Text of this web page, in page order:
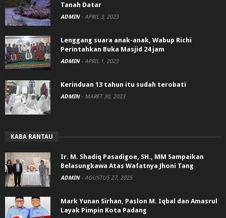
Tanah Datar
ADMIN - APRIL 3, 2023
Lenggang suara anak-anak, Wabup Richi
Perintahkan Buka Masjid 24 jam
ADMIN - APRIL 1, 2023
Kerinduan 13 tahun itu sudah terobati
ADMIN - MARET 30, 2023
KABA RANTAU
Ir. M. Shadiq Pasadigoe, SH., MM Sampaikan
Belasungkawa Atas Wafatnya Jhoni Tang
ADMIN - AGUSTUS 27, 2025
Mark Yunan Sirhan, Paslon M. Iqbal dan Amasrul
Layak Pimpin Kota Padang